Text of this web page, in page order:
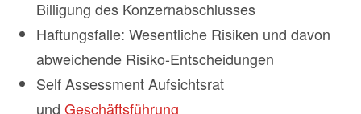
Billigung des Konzernabschlusses
Haftungsfalle: Wesentliche Risiken und davon
abweichende Risiko-Entscheidungen
Self Assessment Aufsichtsrat
und Geschäftsführung